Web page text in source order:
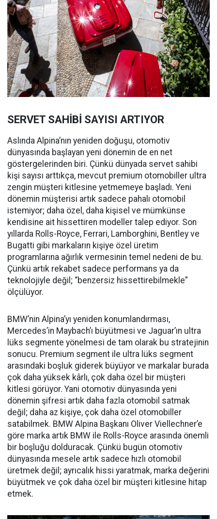
SERVET SAHİBİ SAYISI ARTIYOR
Aslında Alpina’nın yeniden doğuşu, otomotiv
dünyasında başlayan yeni dönemin de en net
göstergelerinden biri. Çünkü dünyada servet sahibi
kişi sayısı arttıkça, mevcut premium otomobiller ultra
zengin müşteri kitlesine yetmemeye başladı. Yeni
dönemin müşterisi artık sadece pahalı otomobil
istemiyor; daha özel, daha kişisel ve mümkünse
kendisine ait hissettiren modeller talep ediyor. Son
yıllarda Rolls-Royce, Ferrari, Lamborghini, Bentley ve
Bugatti gibi markaların kişiye özel üretim
programlarına ağırlık vermesinin temel nedeni de bu.
Çünkü artık rekabet sadece performans ya da
teknolojiyle değil; “benzersiz hissettirebilmekle”
ölçülüyor.
BMW’nin Alpina’yı yeniden konumlandırması,
Mercedes’in Maybach’ı büyütmesi ve Jaguar’ın ultra
lüks segmente yönelmesi de tam olarak bu stratejinin
sonucu. Premium segment ile ultra lüks segment
arasındaki boşluk giderek büyüyor ve markalar burada
çok daha yüksek kârlı, çok daha özel bir müşteri
kitlesi görüyor. Yani otomotiv dünyasında yeni
dönemin şifresi artık daha fazla otomobil satmak
değil; daha az kişiye, çok daha özel otomobiller
satabilmek. BMW Alpina Başkanı Oliver Viellechner’e
göre marka artık BMW ile Rolls-Royce arasında önemli
bir boşluğu dolduracak. Çünkü bugün otomotiv
dünyasında mesele artık sadece hızlı otomobil
üretmek değil; ayrıcalık hissi yaratmak, marka değerini
büyütmek ve çok daha özel bir müşteri kitlesine hitap
etmek.